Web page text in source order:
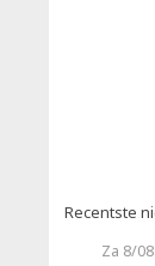
Recentste
Za 8/08